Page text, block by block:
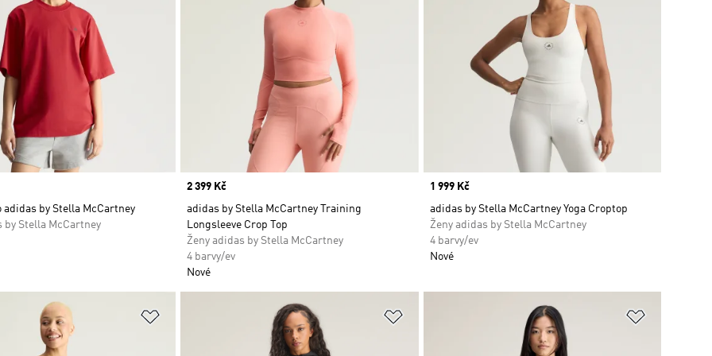
adidas by Stella McCartney
by Stella McCartney
Price
2 399 Kč
adidas by Stella McCartney Training
Longsleeve Crop Top
Ženy adidas by Stella McCartney
4 barvy/ev
Nové
Price
1 999 Kč
adidas by Stella McCartney Yoga Croptop
Ženy adidas by Stella McCartney
4 barvy/ev
Nové
přání Přidat do seznamu přání Přidat do seznamu přání